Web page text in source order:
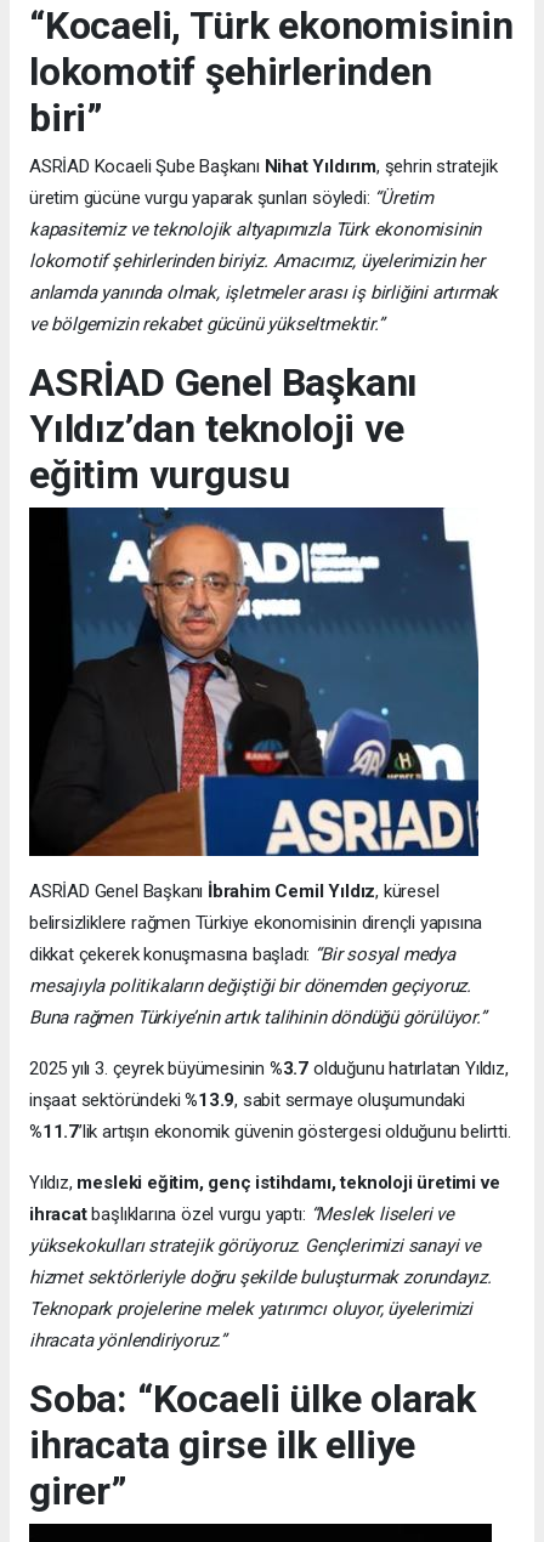
“Kocaeli, Türk ekonomisinin
lokomotif şehirlerinden
biri”
ASRİAD Kocaeli Şube Başkanı Nihat Yıldırım, şehrin stratejik
üretim gücüne vurgu yaparak şunları söyledi: “Üretim
kapasitemiz ve teknolojik altyapımızla Türk ekonomisinin
lokomotif şehirlerinden biriyiz. Amacımız, üyelerimizin her
anlamda yanında olmak, işletmeler arası iş birliğini artırmak
ve bölgemizin rekabet gücünü yükseltmektir.”
ASRİAD Genel Başkanı
Yıldız’dan teknoloji ve
eğitim vurgusu
ASRİAD Genel Başkanı İbrahim Cemil Yıldız, küresel
belirsizliklere rağmen Türkiye ekonomisinin dirençli yapısına
dikkat çekerek konuşmasına başladı: “Bir sosyal medya
mesajıyla politikaların değiştiği bir dönemden geçiyoruz.
Buna rağmen Türkiye’nin artık talihinin döndüğü görülüyor.”
2025 yılı 3. çeyrek büyümesinin %3.7 olduğunu hatırlatan Yıldız,
inşaat sektöründeki%13.9, sabit sermaye oluşumundaki
%11.7’lik artışın ekonomik güvenin göstergesi olduğunu belirtti.
Yıldız, mesleki eğitim, genç istihdamı, teknoloji üretimi ve
ihracatbaşlıklarına özel vurgu yaptı: “Meslek liseleri ve
yüksekokulları stratejik görüyoruz. Gençlerimizi sanayi ve
hizmet sektörleriyle doğru şekilde buluşturmak zorundayız.
Teknopark projelerine melek yatırımcı oluyor, üyelerimizi
ihracata yönlendiriyoruz.”
Soba: “Kocaeli ülke olarak
ihracata girse ilk elliye
girer”